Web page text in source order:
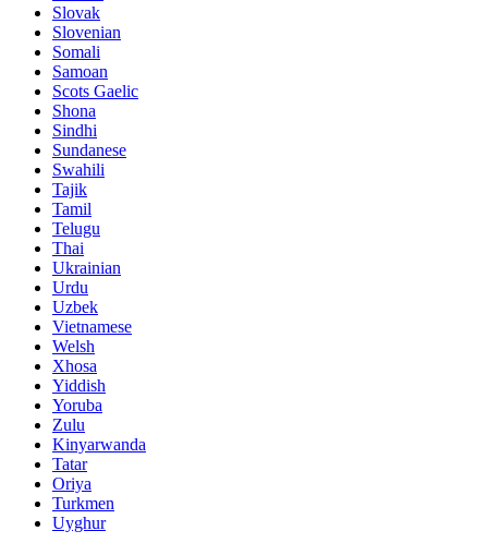
Slovak
Slovenian
Somali
Samoan
Scots Gaelic
Shona
Sindhi
Sundanese
Swahili
Tajik
Tamil
Telugu
Thai
Ukrainian
Urdu
Uzbek
Vietnamese
Welsh
Xhosa
Yiddish
Yoruba
Zulu
Kinyarwanda
Tatar
Oriya
Turkmen
Uyghur